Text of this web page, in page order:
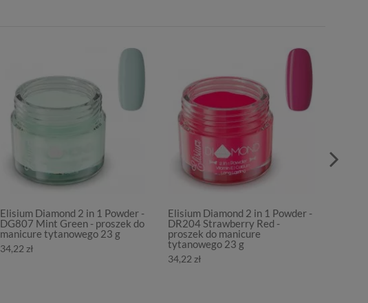
Elisium Diamond 2 in 1 Powder -
DG807 Mint Green - proszek do
manicure tytanowego 23 g
34,22 zł
Elisium Diamond 2 in 1 Powder -
DR204 Strawberry Red -
proszek do manicure
tytanowego 23 g
34,22 zł